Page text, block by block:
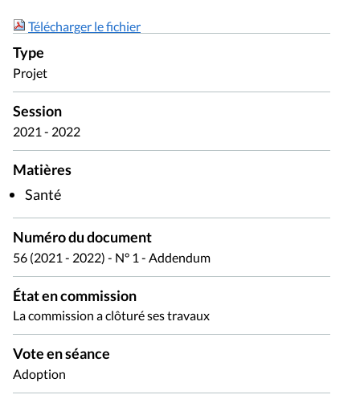
Télécharger le fichier
Type
Projet
Session
2021 - 2022
Matières
Santé
Numéro du document
56 (2021 - 2022) - N° 1 - Addendum
État en commission
La commission a clôturé ses travaux
Vote en séance
Adoption